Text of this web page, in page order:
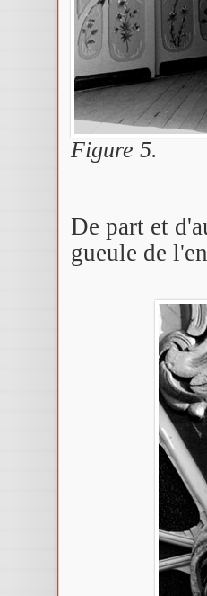
Figure 5.
De part et
gueule de